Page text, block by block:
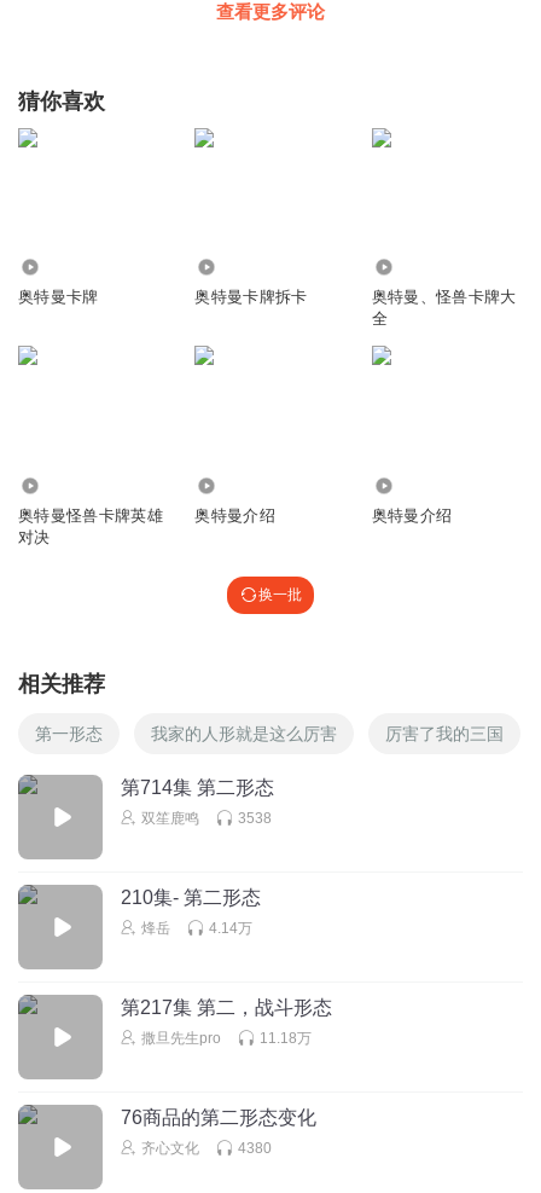
查看更多评论
猜你喜欢
奥特曼卡牌 奥特曼卡牌拆卡
奥特曼、怪兽卡牌大
全
奥特曼怪兽卡牌英雄
对决
奥特曼介绍 奥特曼介绍
换一批
相关推荐
第一形态 我家的人形就是这么厉害 厉害了我的三国
第714集 第二形态
双笙鹿鸣 3538
210集- 第二形态
烽岳 4.14万
第217集 第二，战斗形态
撒旦先生pro 11.18万
76商品的第二形态变化
齐心文化 4380